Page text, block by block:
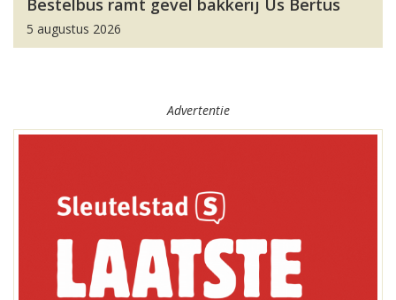
Bestelbus ramt gevel bakkerij Us Bertus
5 augustus 2026
Advertentie